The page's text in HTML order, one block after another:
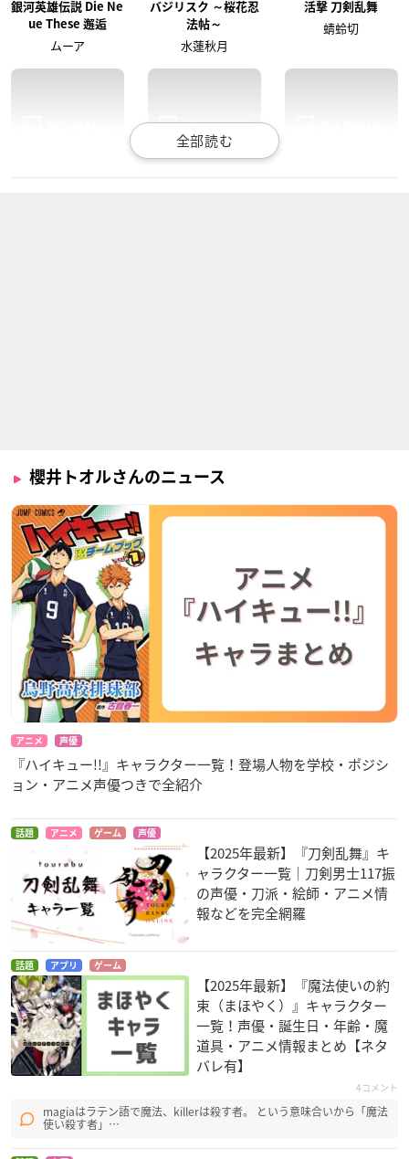
銀河英雄伝説 Die Ne
ue These 邂逅
ムーア
バジリスク ～桜花忍
法帖～
水蓮秋月
活撃 刀剣乱舞
蜻蛉切
櫻井トオルさんのニュース
アニメ 声優
『ハイキュー!!』キャラクター一覧！登場人物を学校・ポジシ
ョン・アニメ声優つきで全紹介
話題 アニメ ゲーム 声優
【2025年最新】『刀剣乱舞』キ
ャラクター一覧｜刀剣男士117振
の声優・刀派・絵師・アニメ情
報などを完全網羅
話題 アプリ ゲーム
【2025年最新】『魔法使いの約
束（まほやく）』キャラクター
一覧！声優・誕生日・年齢・魔
道具・アニメ情報まとめ【ネタ
バレ有】
4コメント
magiaはラテン語で魔法、killerは殺す者。 という意味合いから「魔法
使い殺す者」…